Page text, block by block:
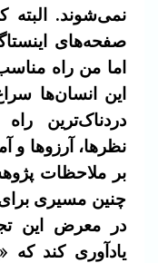
نمی‌شوند.
صفحه‌های
اما من راه
این انسان‌ها
دردناک‌ترین
نظرها، آرزوها و
بر ملاحظات
چنین مسیری
در معرض این
یادآوری کند